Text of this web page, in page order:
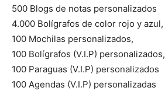
500 Blogs de notas personalizados
4.000 Bolígrafos de color rojo y azul,
100 Mochilas personalizados,
100 Bolígrafos (V.I.P) personalizados,
100 Paraguas (V.I.P) personalizados
100 Agendas (V.I.P) personalizadas